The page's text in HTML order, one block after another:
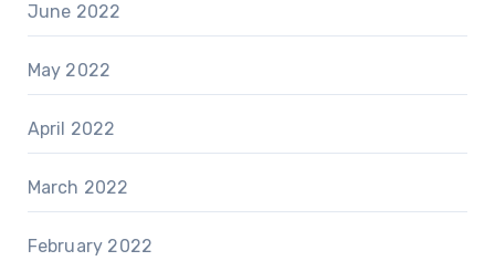
June 2022
May 2022
April 2022
March 2022
February 2022